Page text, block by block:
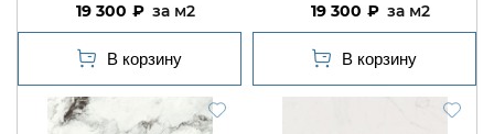
19 300 м2 19 300 м2